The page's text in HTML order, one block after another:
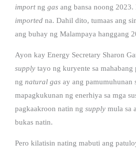
importng gas ang bansa noong
imported na. Dahil dito, tumaas ang
ang buhay ng Malampaya hanggang
Ayon kay Energy Secretary Sharon
supply tayo ng kuryente sa
ng natural gas ay ang pamumuhunan
mapagkukunan ng enerhiya sa mga
pagkaakroon natin ng supply mula sa
bukas natin.
Pero kilatisin nating mabuti ang